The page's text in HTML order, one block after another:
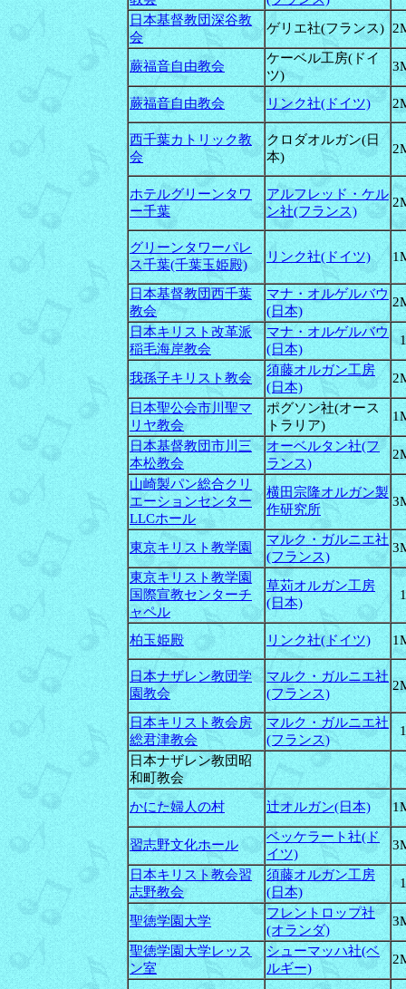
日本基督教団深谷教
会
ゲリエ社(フランス)
蕨福音自由教会
ケーベル工房(ドイ
ツ)
蕨福音自由教会 リンク社(ドイツ)
西千葉カトリック教
会
クロダオルガン(日
本)
ホテルグリーンタワ
ー千葉
アルフレッド・ケル
ン社(フランス)
グリーンタワーパレ
ス千葉(千葉玉姫殿)
リンク社(ドイツ)
日本基督教団西千葉
教会
マナ・オルゲルバウ
(日本)
日本キリスト改革派
稲毛海岸教会
マナ・オルゲルバウ
(日本)
我孫子キリスト教会
須藤オルガン工房
(日本)
日本聖公会市川聖マ
リヤ教会
ポグソン社(オース
トラリア)
日本基督教団市川三
本松教会
オーベルタン社(フ
ランス)
山崎製パン総合クリ
エーションセンター
LLCホール
横田宗隆オルガン製
作研究所
東京キリスト教学園
マルク・ガルニエ社
(フランス)
東京キリスト教学園
国際宣教センターチ
ャペル
草苅オルガン工房
(日本)
柏玉姫殿 リンク社(ドイツ)
日本ナザレン教団学
園教会
マルク・ガルニエ社
(フランス)
日本キリスト教会房
総君津教会
マルク・ガルニエ社
(フランス)
日本ナザレン教団昭
和町教会
かにた婦人の村
辻オルガン(日本)
習志野文化ホール
ベッケラート社(ド
イツ)
日本キリスト教会習
志野教会
須藤オルガン工房
(日本)
聖徳学園大学
フレントロップ社
(オランダ)
聖徳学園大学レッス
ン室
シューマッハ社(ベ
ルギー)